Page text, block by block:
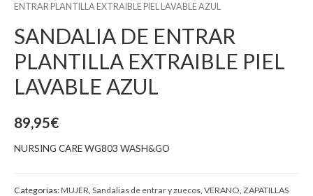
ENTRAR PLANTILLA EXTRAIBLE PIEL LAVABLE AZUL
SANDALIA DE ENTRAR
PLANTILLA EXTRAIBLE PIEL
LAVABLE AZUL
89,95€
NURSING CARE WG803 WASH&GO
Categorías:MUJER Sandalias de entrar y zuecos VERANO ZAPATILLAS